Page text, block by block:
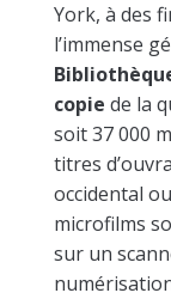
York, à des
l’immense
copie de la
soit 37 000
titres
occidental
microfilms
sur un